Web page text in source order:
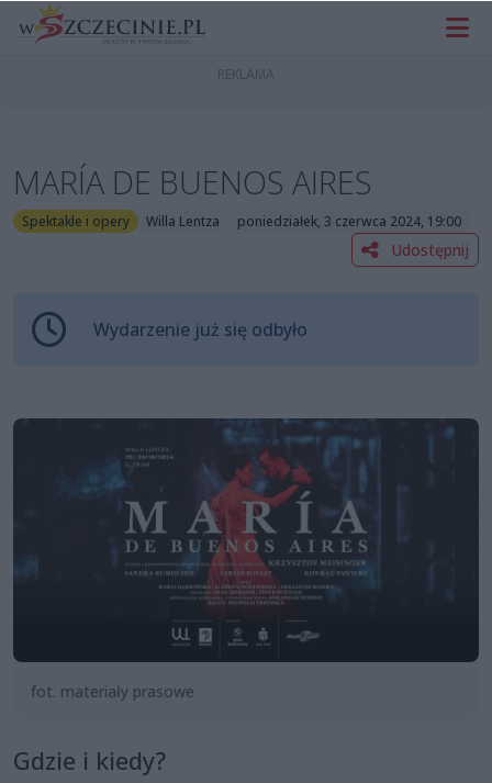
MARÍA DE BUENOS AIRES
Spektakle i opery Willa Lentza poniedziałek, 3 czerwca 2024, 19:00
Udostępnij
Wydarzenie już się odbyło
fot. materiały prasowe
Gdzie i kiedy?